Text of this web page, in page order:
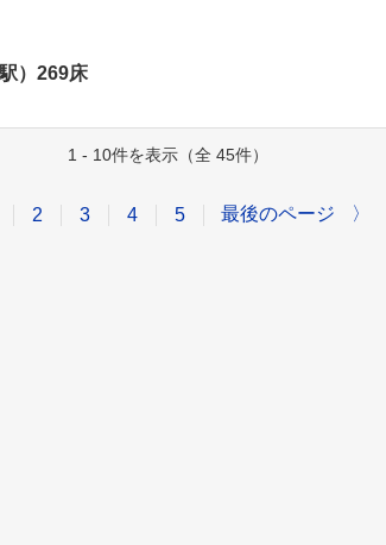
）269床
1 - 10件を表示（全 45件）
2 3 4 5 最後のページ 〉